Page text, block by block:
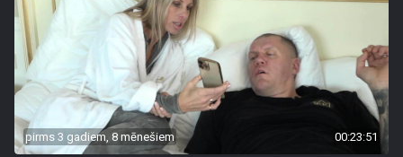
pirms 3 gadiem, 8 mēnešiem 00:23:51